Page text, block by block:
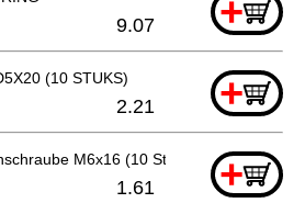
+
9.07
(10 STUKS) +
2.21
M6x16 (10 St), C8fshe+
1.61